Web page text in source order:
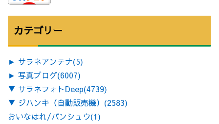
カテゴリー
► サラネアンテナ(5)
► 写真ブログ(6007)
▼ サラネフォトDeep(4739)
▼ ジハンキ（自動販売機） (2583)
おいなはれ/バンシュウ(1)